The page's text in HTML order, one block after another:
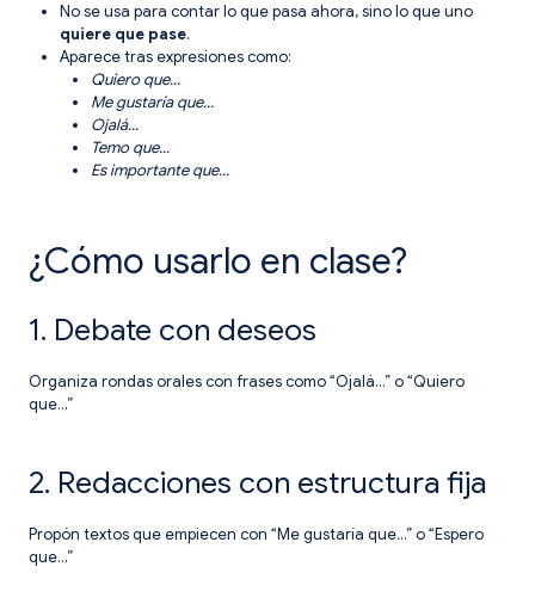
No se usa para contar lo que pasa ahora, sino lo que uno
quiere que pase.
Aparece tras expresiones como:
Quiero que…
Me gustaría que…
Ojalá…
Temo que…
Es importante que…
¿Cómo usarlo en clase?
1. Debate con deseos
Organiza rondas orales con frases como “Ojalá…” o “Quiero
que…”
2. Redacciones con estructura fija
Propón textos que empiecen con “Me gustaría que…” o “Espero
que…”